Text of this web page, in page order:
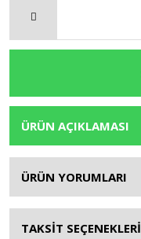
ÜRÜN AÇIKLAMASI
ÜRÜN YORUMLARI
TAKSİT SEÇENEKLERİ